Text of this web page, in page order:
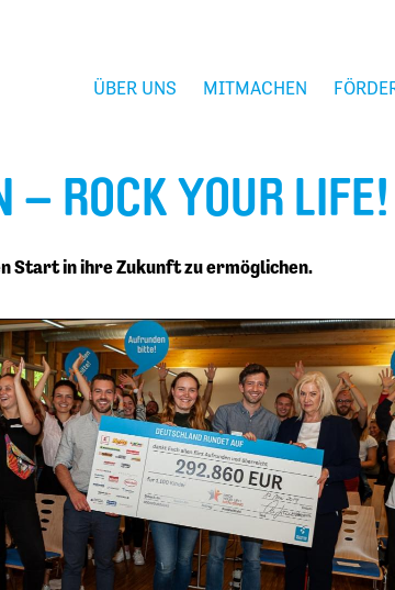
ÜBER UNS MITMACHEN
– ROCK YOUR LIFE!
Start in ihre Zukunft zu ermöglichen.